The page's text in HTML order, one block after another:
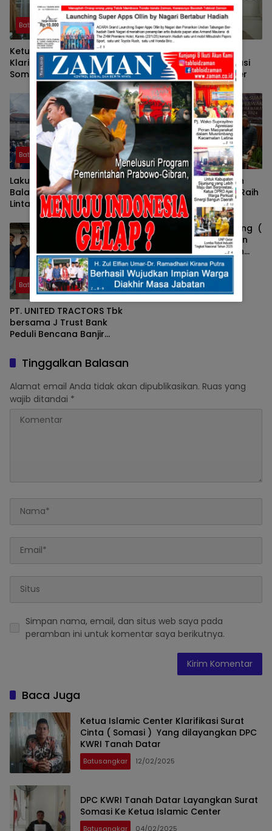
Batusangkar
Ketua Islamic Center
Klarifikasi Surat Cinta (
Somasi ) Yang
dilayangkan DPC KWRI
Tanah Datar
Batusangkar
DPC KWRI Tanah Datar
Layangkan Surat Somasi
Ke Ketua Islamic Center
Batusangkar
Lakukan Blusukan ke Pasar
Balai Tangah Kecamatan
Lintau, Rich Aprian dan
Doni Karson Tuai Respon
Hangat Dari Masyaraka
Batusangkar
PSU Berjalan Aman dan
Tertib, Irman Gusman Raih
Suara Terbanyak Di
Kabupaten Tanah Datar.
Batusangkar
PT. UNITED TRACTORS Tbk
bersama J Trust Bank
Peduli Bencana Banjir
Turunkan Bantuan
Dewan Pimpinan Cabang (
DPC ) Komite Wartawan
Reformasi ( KWRI ) dan
Persatuan Wartawan
Indonesia ( PWI ) Tanah
Datar, Tolak Draf RUU
Tentang Penyiaran.
Tinggalkan Balasan
Alamat email Anda tidak akan dipublikasikan. Ruas yang
wajib ditandai *
Simpan nama, email, dan situs web saya pada
peramban ini untuk komentar saya berikutnya.
Baca Juga
Ketua Islamic Center Klarifikasi Surat
Cinta ( Somasi ) Yang dilayangkan DPC
KWRI Tanah Datar
Batusangkar 12/02/2025
DPC KWRI Tanah Datar Layangkan Surat
Somasi Ke Ketua Islamic Center
Batusangkar 04/02/2025